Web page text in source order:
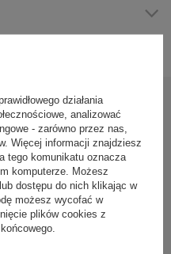
ciała. Podczas praktyki
się boleśnie w twardą
asany siedzące, leżące i
dodatkowej amortyzacji w
akcesorium 4,5 mm dobrze
przez przeziębieniami i
moczowego.
– zapewnia
Mata do jogi
4.5mm -
działania
analizować
- zarówno przez nas,
Więcej informacji znajdziesz
tego komunikatu oznacza
komputerze. Możesz
dostępu do nich klikając w
możesz wycofać w
plików cookies z